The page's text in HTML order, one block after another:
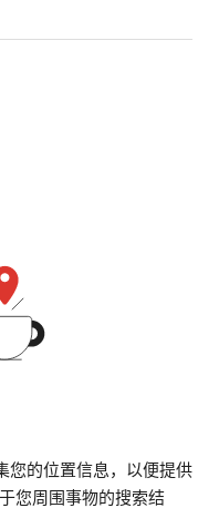
您的位置信息，以便提供
您周围事物的搜索结